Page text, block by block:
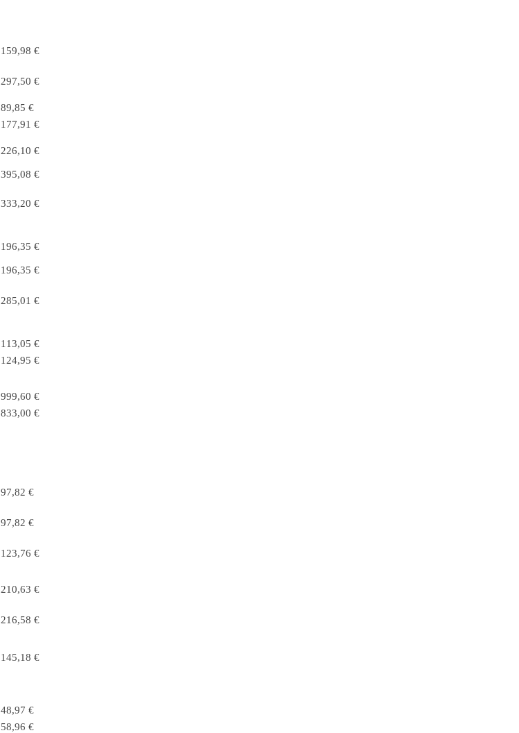
159,98 €
297,50 €
89,85 €
177,91 €
226,10 €
395,08 €
333,20 €
196,35 €
196,35 €
285,01 €
113,05 €
124,95 €
999,60 €
833,00 €
97,82 €
97,82 €
123,76 €
210,63 €
216,58 €
145,18 €
48,97 €
58,96 €